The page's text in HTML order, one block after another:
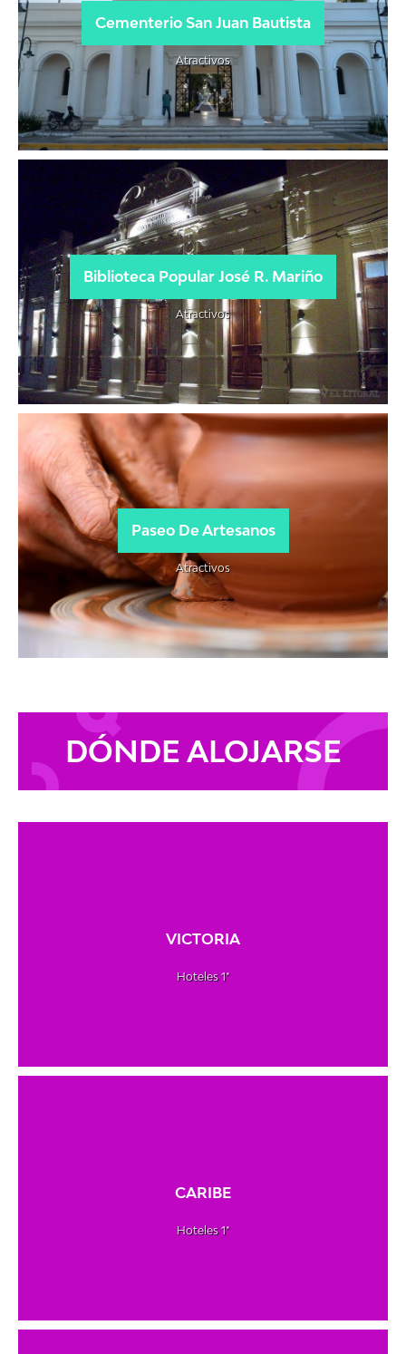
Cementerio San Juan Bautista
Atractivos
Biblioteca Popular José R. Mariño
Atractivos
Paseo De Artesanos
Atractivos
DÓNDE ALOJARSE
VICTORIA
Hoteles 1*
CARIBE
Hoteles 1*